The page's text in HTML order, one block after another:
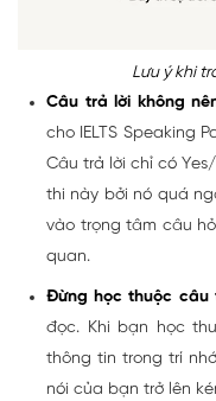
Lưu ý khi
Câu trả lời không
cho IELTS Speaking
Câu trả lời chỉ có
thi này bởi nó quá
vào trọng tâm câu
quan.
Đừng học thuộc câu
đọc. Khi bạn học
thông tin trong trí
nói của bạn trở lên